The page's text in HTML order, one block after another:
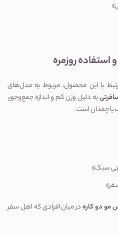
یا چمدان است.
سبک»
مو دو کاره
در میان افرادی که اهل سفر